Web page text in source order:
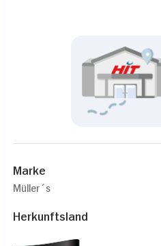
Marke
Müller´s
Herkunftsland